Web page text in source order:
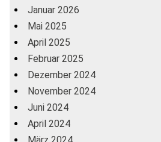
Januar 2026
Mai 2025
April 2025
Februar 2025
Dezember 2024
November 2024
Juni 2024
April 2024